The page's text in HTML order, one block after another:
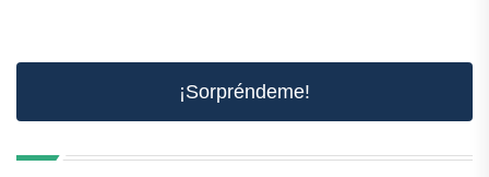
¡Sorpréndeme!